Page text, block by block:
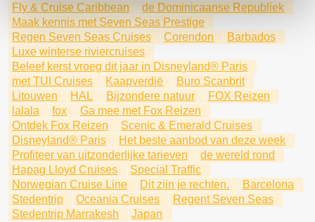
Fly & Cruise Caribbean
de Dominicaanse Republiek
Maak kennis met Seven Seas Prestige
Regen Seven Seas Cruises
Corendon
Barbados
Luxe winterse riviercruises
Beleef kerst vroeg dit jaar in Disneyland® Paris
met TUI Cruises
Kaapverdië
Buro Scanbrit
Litouwen
HAL Bijzondere natuur
FOX Reizen
lalala
fox
Ga mee met Fox Reizen
Ontdek Fox Reizen
Scenic & Emerald Cruises
Disneyland® Paris
Het beste aanbod van deze week
Profiteer van uitzonderlijke tarieven
de wereld rond
Hapag Lloyd Cruises
Special Traffic
Norwegian Cruise Line
Dit zijn je rechten.
Barcelona
Stedentrip
Oceania Cruises
Regent Seven Seas
Stedentrip Marrakesh
Japan